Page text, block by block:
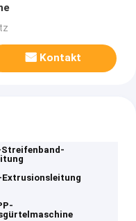
Kontakt
Streifenband-